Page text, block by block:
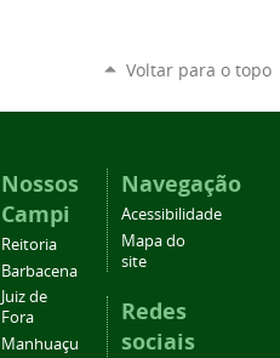
Voltar para o topo
Nossos
Campi
Reitoria
Barbacena
Juiz de
Fora
Manhuaçu
Navegação
Acessibilidade
Mapa do
site
Redes
sociais